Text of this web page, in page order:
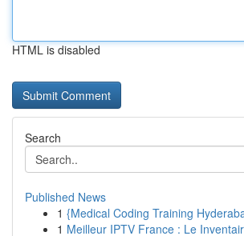
HTML is disabled
Search
Published News
1 {Medical Coding Training
1 Meilleur IPTV France : Le